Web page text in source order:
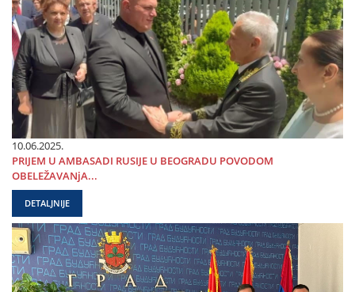
10.06.2025.
PRIЈEM U AMBASADI RUSIЈE U BEOGRADU POVODOM
OBELEŽAVANjA...
DETALJNIJE